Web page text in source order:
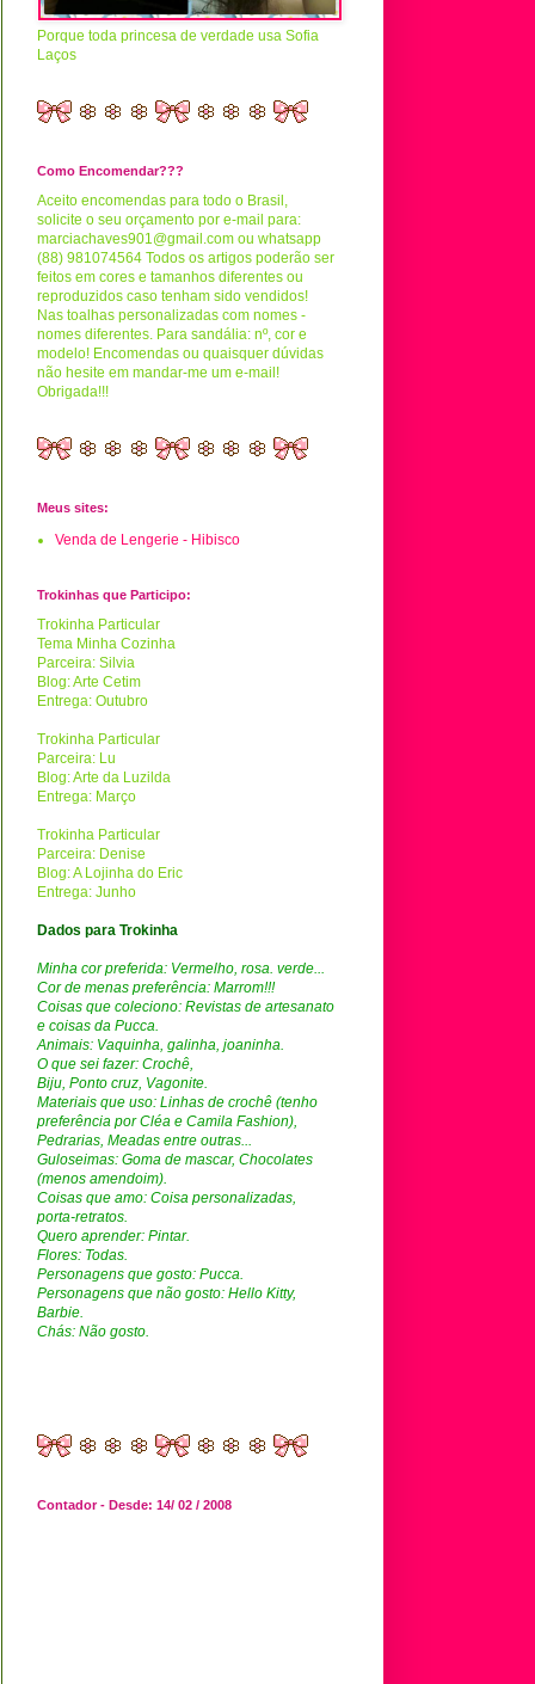
Porque toda princesa de verdade usa Sofia
Laços
Como Encomendar???
Aceito encomendas para todo o Brasil,
solicite o seu orçamento por e-mail para:
marciachaves901@gmail.com ou whatsapp
(88) 981074564 Todos os artigos poderão ser
feitos em cores e tamanhos diferentes ou
reproduzidos caso tenham sido vendidos!
Nas toalhas personalizadas com nomes -
nomes diferentes. Para sandália: nº, cor e
modelo! Encomendas ou quaisquer dúvidas
não hesite em mandar-me um e-mail!
Obrigada!!!
Meus sites:
Venda de Lengerie - Hibisco
Trokinhas que Participo:
Trokinha Particular
Tema Minha Cozinha
Parceira: Silvia
Blog: Arte Cetim
Entrega: Outubro
Trokinha Particular
Parceira: Lu
Blog: Arte da Luzilda
Entrega: Março
Trokinha Particular
Parceira: Denise
Blog: A Lojinha do Eric
Entrega: Junho
Dados para Trokinha
Minha cor preferida: Vermelho, rosa. verde...
Cor de menas preferência: Marrom!!!
Coisas que coleciono: Revistas de artesanato
e coisas da Pucca.
Animais: Vaquinha, galinha, joaninha.
O que sei fazer: Crochê,
Biju, Ponto cruz, Vagonite.
Materiais que uso: Linhas de crochê (tenho
preferência por Cléa e Camila Fashion),
Pedrarias, Meadas entre outras...
Guloseimas: Goma de mascar, Chocolates
(menos amendoim).
Coisas que amo: Coisa personalizadas,
porta-retratos.
Quero aprender: Pintar.
Flores: Todas.
Personagens que gosto: Pucca.
Personagens que não gosto: Hello Kitty,
Barbie.
Chás: Não gosto.
Contador - Desde: 14/ 02 / 2008